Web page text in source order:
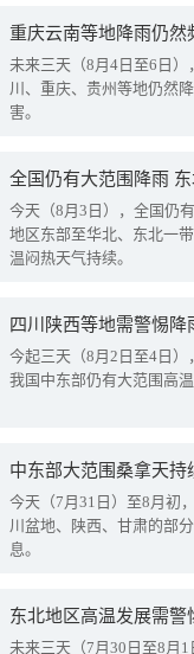
重庆云南等地降雨仍然
未来三天（8月4日至6日
川、重庆、贵州等地仍然
害。
全国仍有大范围降雨
今天（8月3日），全国仍
地区东部至华北、东北一
温闷热天气持续。
今起三天（8月2日至4日
我国中东部仍有大范围高
中东部大范围桑拿天
今天（7月31日）至8月初
川盆地、陕西、甘肃的部
息。
东北地区高温发展需
未来三天（7月30日至8月